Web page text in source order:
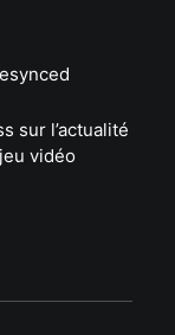
sur l’actualité
vidéo